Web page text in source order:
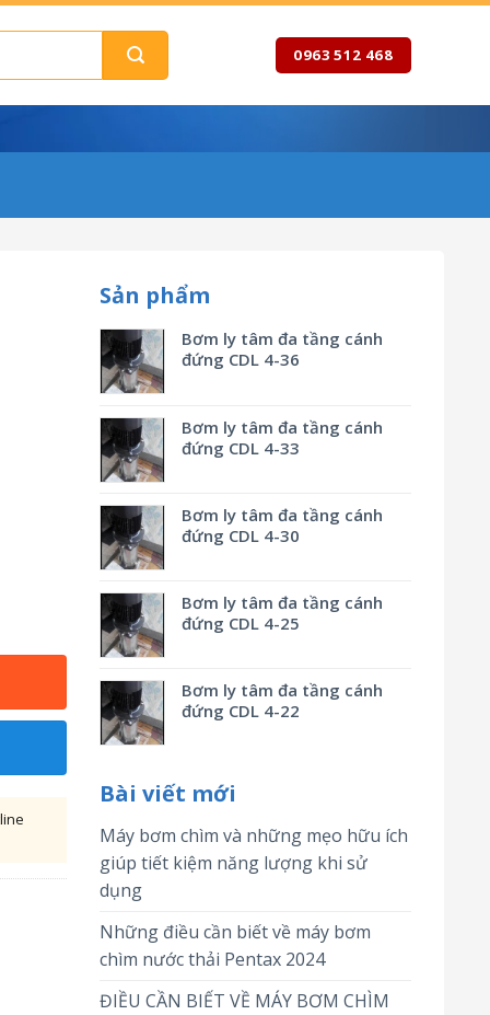
0963 512 468
Sản phẩm
Bơm ly tâm đa tầng cánh
đứng CDL 4-36
Bơm ly tâm đa tầng cánh
đứng CDL 4-33
Bơm ly tâm đa tầng cánh
đứng CDL 4-30
Bơm ly tâm đa tầng cánh
đứng CDL 4-25
Bơm ly tâm đa tầng cánh
đứng CDL 4-22
Bài viết mới
Máy bơm chìm và những mẹo hữu ích
giúp tiết kiệm năng lượng khi sử
dụng
Những điều cần biết về máy bơm
chìm nước thải Pentax 2024
ĐIỀU CẦN BIẾT VỀ MÁY BƠM CHÌM